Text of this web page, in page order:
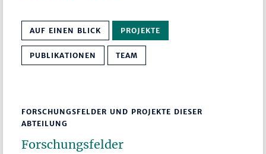
AUF EINEN BLICK PROJEKTE
PUBLIKATIONEN TEAM
FORSCHUNGSFELDER UND PROJEKTE DIESER
ABTEILUNG
Forschungsfelder